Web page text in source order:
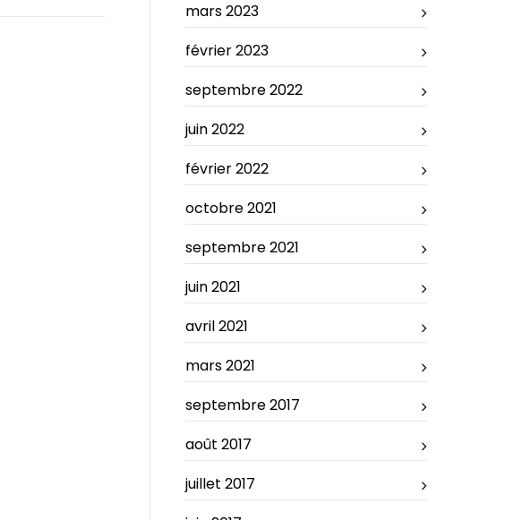
mars 2023
février 2023
septembre 2022
juin 2022
février 2022
octobre 2021
septembre 2021
juin 2021
avril 2021
mars 2021
septembre 2017
août 2017
juillet 2017